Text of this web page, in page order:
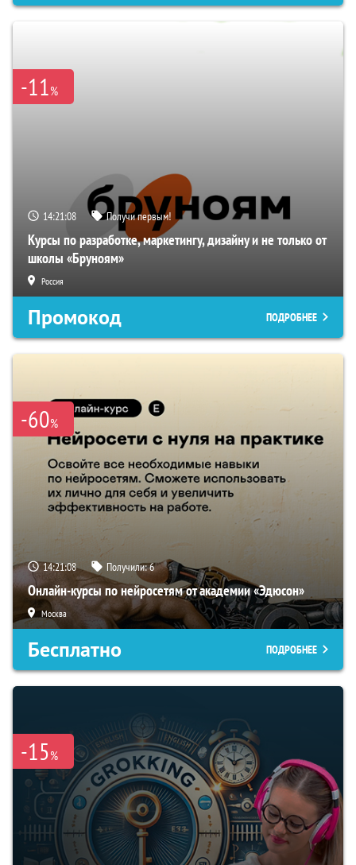
-11%
14:21:07 Получи первым!
Курсы по разработке, маркетингу, дизайну и не только от
школы «Бруноям»
Россия
Промокод ПОДРОБНЕЕ
-60%
14:21:07 Получили:6
Онлайн-курсы по нейросетям от академии «Эдюсон»
Москва
Бесплатно ПОДРОБНЕЕ
-15%